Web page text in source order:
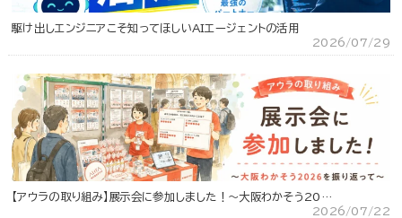
駆け出しエンジニアこそ知ってほしいAIエージェントの活用
2026/07/29
【アウラの取り組み】展示会に参加しました！～大阪わかそう20…
2026/07/22